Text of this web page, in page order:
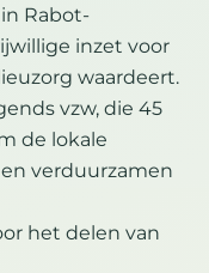
Rabot-
inzet voor
waardeert.
vzw, die 45
de lokale
verduurzamen
het delen van